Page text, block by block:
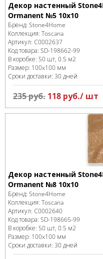
Декор настенный
Ormanent №5 10х10
Бренд: Stone4Home
Коллекция: Toscana
Артикул: С0002637
Код товара: SD-198662-99
В коробке: 50 шт, 0.5 м2
Размер: 100x100 мм
Сроки доставки: 30 дней
235руб. 118 руб./ шт
Декор настенный
Ormanent №8 10х10
Бренд: Stone4Home
Коллекция: Toscana
Артикул: С0002640
Код товара: SD-198665-99
В коробке: 50 шт, 0.5 м2
Размер: 100x100 мм
Сроки доставки: 30 дней